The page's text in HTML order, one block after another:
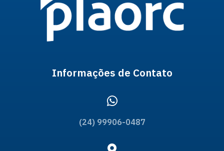
Informações de Contato
(24) 99906-0487